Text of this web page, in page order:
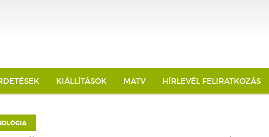
KIÁLLÍTÁSOK MATV HÍRLEVÉL FELIRATKOZÁS